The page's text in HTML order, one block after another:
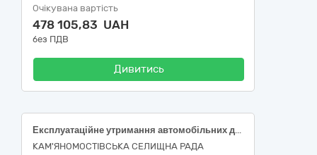
Очікувана вартість
478 105,83 UAH
без ПДВ
Дивитись
Експлуатаційне утримання автомобільних доріг загального користування місцевого значення, вулиць і доріг комунальної власності в населених пунктах (вулиця Лісова в селі Катеринка Первомайського району Миколаївської області), код згідно ДК 021:2015:45230000-8 - Будівництво трубопроводів, ліній зв'язку та електропередач, шосе, доріг, аеродромів і залізничних доріг; вирівнювання поверхонь
КАМ'ЯНОМОСТІВСЬКА СЕЛИЩНА РАДА